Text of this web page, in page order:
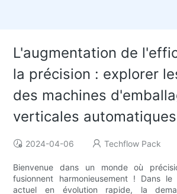
L'augmentation de
la précision : explorer
des machines
verticales automatiques
2024-04-06 Techflow Pack
Bienvenue dans un monde où
fusionnent harmonieusement ! Dans
actuel en évolution rapide, la